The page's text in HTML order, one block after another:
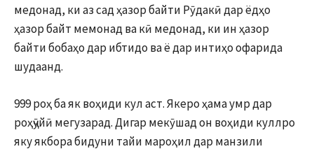
медонад, ки аз сад ҳазор байти Рӯдакӣ дар ёдҳо
ҳазор байт мемонад ва кӣ медонад, ки ин ҳазор
байти бобаҳо дар ибтидо ва ё дар интиҳо офарида
шудаанд.
999 роҳ ба як воҳиди кул аст. Якеро ҳама умр дар
роҳҷӯйӣ мегузарад. Дигар мекӯшад он воҳиди куллро
яку якбора бидуни тайи мароҳил дар манзили